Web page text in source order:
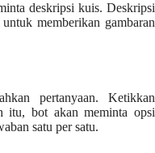
deskripsi kuis. Deskripsi
memberikan gambaran
pertanyaan. Ketikkan
itu, bot akan meminta opsi
satu per satu.